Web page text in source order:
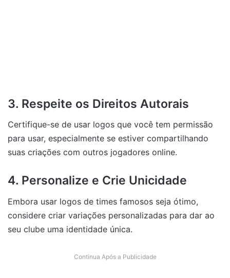
3. Respeite os Direitos Autorais
Certifique-se de usar logos que você tem permissão
para usar, especialmente se estiver compartilhando
suas criações com outros jogadores online.
4. Personalize e Crie Unicidade
Embora usar logos de times famosos seja ótimo,
considere criar variações personalizadas para dar ao
seu clube uma identidade única.
Continua Após a Publicidade